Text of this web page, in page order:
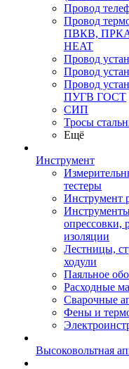
Провод
Провод
ПВКВ,
HEAT
Провод
Провод
Провод
ПУГВ ГОСТ
СИП
Тросы
Ещё
Инструмент
тестеры
Инструмент
опрессовки,
изоляции
Лестницы,
ходули
Паяльное
Расходные
Сварочные
Фены и
Высоковольтная